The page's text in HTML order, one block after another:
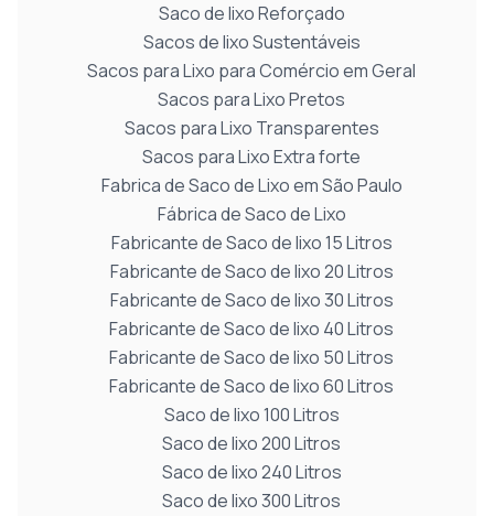
Saco de lixo Reforçado
Sacos de lixo Sustentáveis
Sacos para Lixo para Comércio em Geral
Sacos para Lixo Pretos
Sacos para Lixo Transparentes
Sacos para Lixo Extra forte
Fabrica de Saco de Lixo em São Paulo
Fábrica de Saco de Lixo
Fabricante de Saco de lixo 15 Litros
Fabricante de Saco de lixo 20 Litros
Fabricante de Saco de lixo 30 Litros
Fabricante de Saco de lixo 40 Litros
Fabricante de Saco de lixo 50 Litros
Fabricante de Saco de lixo 60 Litros
Saco de lixo 100 Litros
Saco de lixo 200 Litros
Saco de lixo 240 Litros
Saco de lixo 300 Litros